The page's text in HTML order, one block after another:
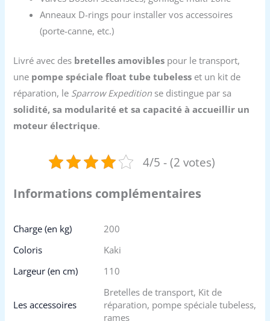
Anneaux D-rings pour installer vos accessoires
(porte-canne, etc.)
Livré avec des bretelles amovibles pour le transport,
une pompe spéciale float tube tubeless et un kit de
réparation, le Sparrow Expedition se distingue par sa
solidité, sa modularité et sa capacité à accueillir un
moteur électrique.
4/5 - (2 votes)
Informations complémentaires
Charge (en kg)
200
Coloris
Kaki
Largeur (en cm)
110
Les accessoires
Bretelles de transport, Kit de
réparation, pompe spéciale tubeless,
rames